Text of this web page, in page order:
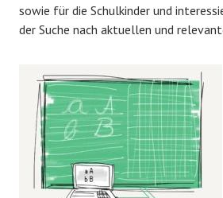
sowie für die Schulkinder und
der Suche nach aktuellen und